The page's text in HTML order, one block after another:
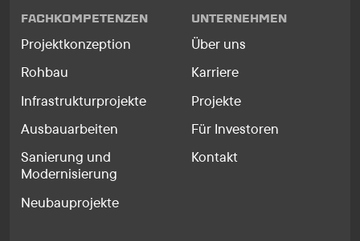
FACHKOMPETENZEN UNTERNEHMEN
Projektkonzeption Über uns
Rohbau
Karriere
Infrastrukturprojekte
Projekte
Ausbauarbeiten
Für Investoren
Sanierung und
Modernisierung
Kontakt
Neubauprojekte